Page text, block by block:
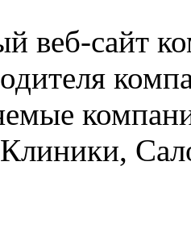
веб-сайт